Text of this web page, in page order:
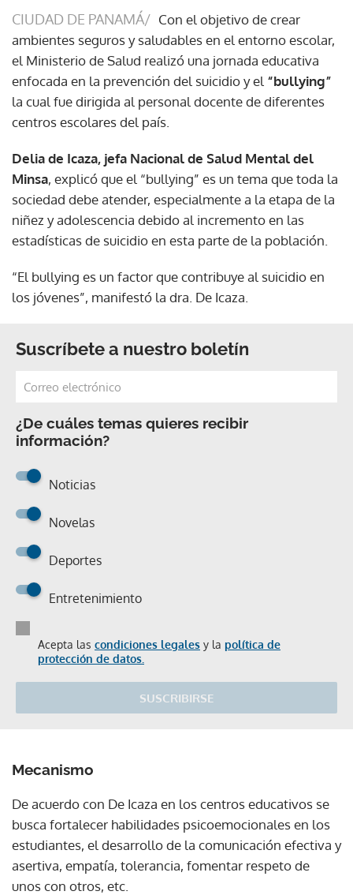
CIUDAD DE PANAMÁ/ Con el objetivo de crear
ambientes seguros y saludables en el entorno escolar,
el Ministerio de Salud realizó una jornada educativa
enfocada en la prevención del suicidio y el “bullying”
la cual fue dirigida al personal docente de diferentes
centros escolares del país.
Delia de Icaza, jefa Nacional de Salud Mental del
Minsa, explicó que el “bullying” es un tema que toda la
sociedad debe atender, especialmente a la etapa de la
niñez y adolescencia debido al incremento en las
estadísticas de suicidio en esta parte de la población.
“El bullying es un factor que contribuye al suicidio en
los jóvenes”, manifestó la dra. De Icaza.
Suscríbete a nuestro boletín
¿De cuáles temas quieres recibir
información?
Noticias
Novelas
Deportes
Entretenimiento
Acepta las condiciones legales y la política de
protección de datos.
SUSCRIBIRSE
Mecanismo
De acuerdo con De Icaza en los centros educativos se
busca fortalecer habilidades psicoemocionales en los
estudiantes, el desarrollo de la comunicación efectiva y
asertiva, empatía, tolerancia, fomentar respeto de
unos con otros, etc.